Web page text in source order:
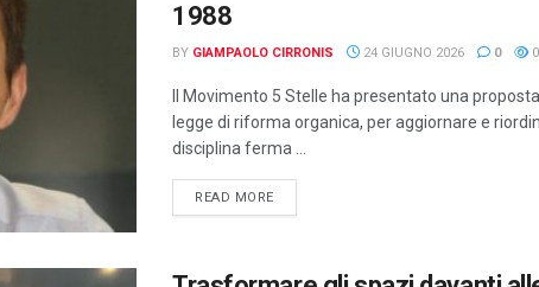
1988
BY GIAMPAOLO CIRRONIS 24 GIUGNO 2026 0 0
Il Movimento 5 Stelle ha presentato una
legge di riforma organica, per aggiornare e
disciplina ferma ...
READ MOREDETAILS